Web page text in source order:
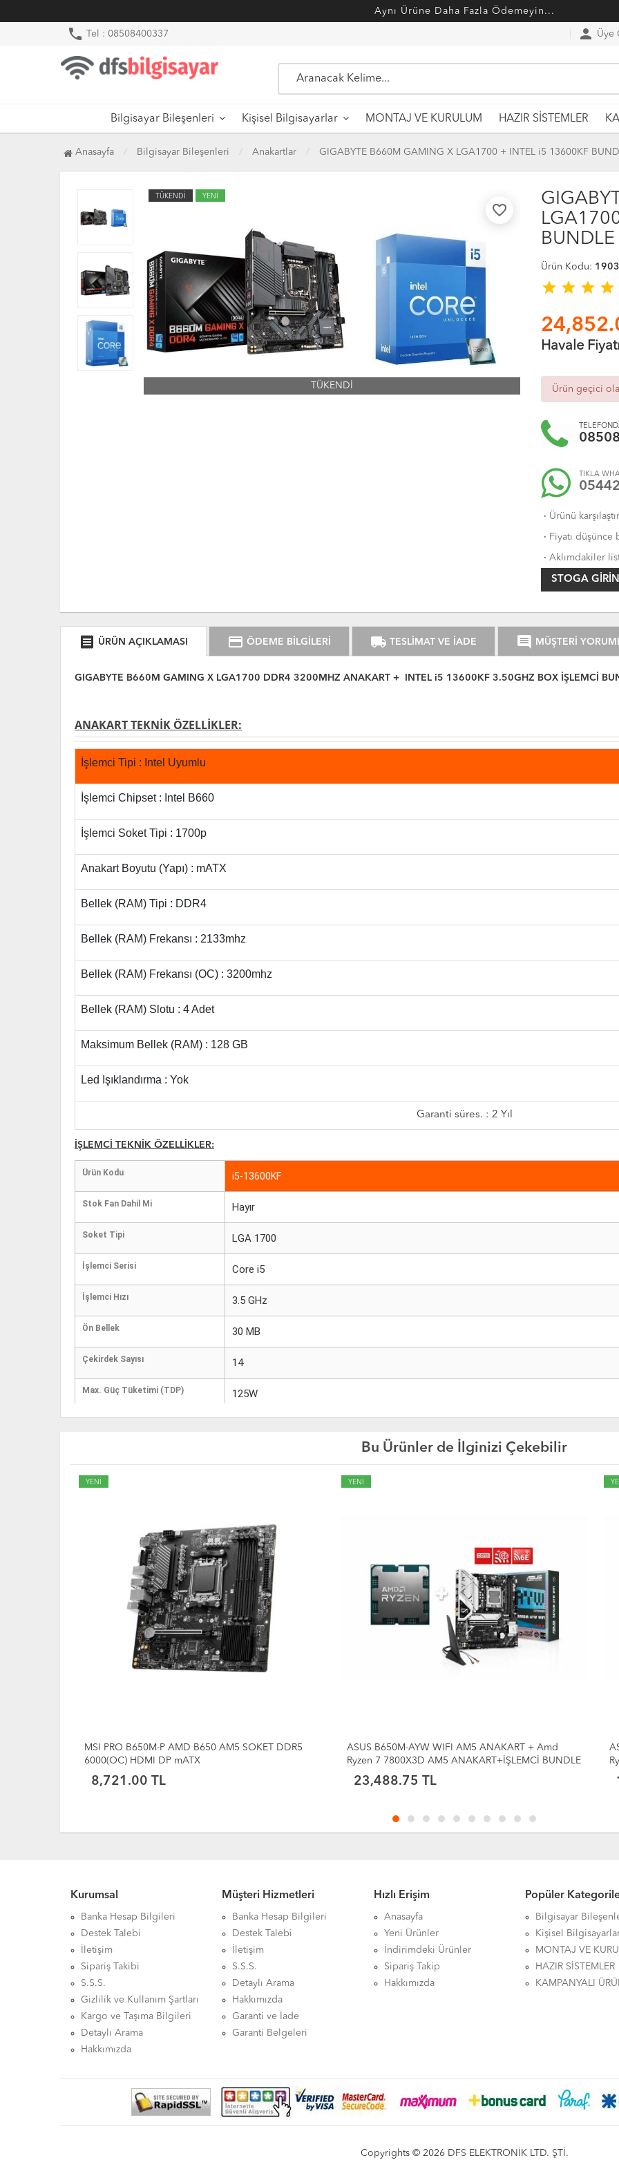
Aynı Ürüne Daha Fazla Ödemeyin...
phone Tel : 08508400337 person Üye
Bilgisayar Bileşenleri Kişisel Bilgisayarlar MONTAJ VE KURULUM HAZIR SİSTEMLER
Anasayfa Bilgisayar Bileşenleri Anakartlar GIGABYTE B660M GAMING X LGA1700 + INTEL i5 13600KF
TÜKENDİ YENİ
favorite_border
TÜKENDİ
BUNDLE
Ürün Kodu:
star star star star
Havale
Ürün geçici
TIKLA
· Ürünü
· Fiyatı düşünce
· Aklımdakiler
STOGA
receipt ÜRÜN AÇIKLAMASI credit_card ÖDEME BİLGİLERİ local_shipping TESLİMAT VE İADE comment MÜŞTERİ
GIGABYTE B660M GAMING X LGA1700 DDR4 3200MHZ ANAKART + INTEL i5 13600KF 3.50GHZ BOX İŞLEMCİ
ANAKART TEKNİK ÖZELLİKLER:
İşlemci Tipi : Intel Uyumlu
İşlemci Chipset : Intel B660
İşlemci Soket Tipi : 1700p
Anakart Boyutu (Yapı) : mATX
Bellek (RAM) Tipi : DDR4
Bellek (RAM) Frekansı : 2133mhz
Bellek (RAM) Frekansı (OC) : 3200mhz
Bellek (RAM) Slotu : 4 Adet
Maksimum Bellek (RAM) : 128 GB
Led Işıklandırma : Yok
Garanti süres. : 2 Yıl
İŞLEMCİ TEKNİK ÖZELLİKLER:
Ürün Kodu i5-13600KF
Stok Fan Dahil Mi Hayır
Soket Tipi LGA 1700
İşlemci Serisi Core i5
İşlemci Hızı 3.5 GHz
Ön Bellek 30 MB
Çekirdek Sayısı 14
Max. Güç Tüketimi (TDP) 125W
Bu Ürünler de İlginizi Çekebilir
YENİ
ASUS B650M-AYW WIFI AM5 ANAKART + Amd
Ryzen 7 7800X3D AM5 ANAKART+İŞLEMCİ BUNDLE
23,488.75 TL
YENİ
ASUS B650M-AYW WIFI AM5 ANAKART + Amd
Ryzen 5 9600X AM5 ANAKART+İŞLEMCİ BUNDLE
16,976.98 TL
Kurumsal
Banka Hesap Bilgileri
Destek Talebi
İletişim
Sipariş Takibi
S.S.S.
Gizlilik ve Kullanım Şartları
Kargo ve Taşıma Bilgileri
Detaylı Arama
Hakkımızda
Müşteri Hizmetleri
Banka Hesap Bilgileri
Destek Talebi
İletişim
S.S.S.
Detaylı Arama
Hakkımızda
Garanti ve İade
Garanti Belgeleri
Hızlı Erişim
Anasayfa
Yeni Ürünler
İndirimdeki Ürünler
Sipariş Takip
Hakkımızda
Popüler
Bilgisayar
Kişisel
MONTAJ VE
HAZIR SİSTEMLER
KAMPANYALI
Copyrights © 2026 DFS ELEKTRONİK LTD. ŞTİ.